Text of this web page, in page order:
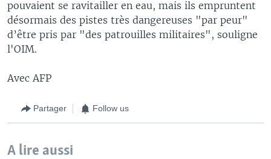
pouvaient se ravitailler en eau, mais ils empruntent
désormais des pistes très dangereuses "par peur"
d’être pris par "des patrouilles militaires", souligne
l'OIM.
Avec AFP
Partager Follow us
A lire aussi